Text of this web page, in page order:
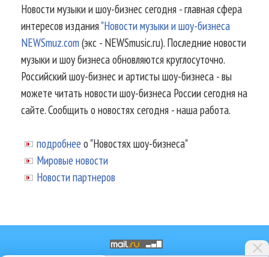
Новости музыки и шоу-бизнес сегодня - главная сфера
интересов издания"Новости музыки и шоу-бизнеса
NEWSmuz.com(экс - NEWSmusic.ru). Последние новости
музыки и шоу бизнеса обновляются круглосуточно.
Российский шоу-бизнес и артисты шоу-бизнеса - вы
можете читать новости шоу-бизнеса России сегодня на
сайте. Сообщить о новостях сегодня - наша работа.
подробнее о "Новостях шоу-бизнеса"
Мировые новости
Новости партнеров